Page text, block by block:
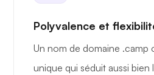
Polyvalence et
Un nom de domaine .camp
unique qui séduit aussi bien